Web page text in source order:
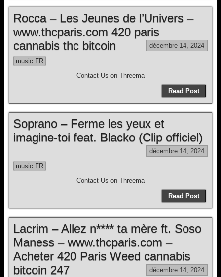
Rocca – Les Jeunes de l’Univers –
www.thcparis.com 420 paris
cannabis thc bitcoin
décembre 14, 2024
music FR
Contact Us on Threema
Read Post
Soprano – Ferme les yeux et
imagine-toi feat. Blacko (Clip officiel)
décembre 14, 2024
music FR
Contact Us on Threema
Read Post
Lacrim – Allez n**** ta mère ft. Soso
Maness – www.thcparis.com –
Acheter 420 Paris Weed cannabis
bitcoin 247
décembre 14, 2024